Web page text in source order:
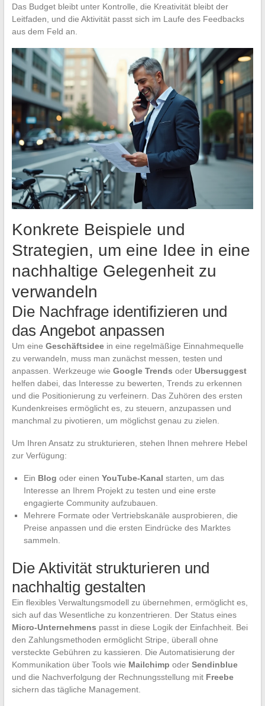
Das Budget bleibt unter Kontrolle, die Kreativität bleibt der
Leitfaden, und die Aktivität passt sich im Laufe des Feedbacks
aus dem Feld an.
Konkrete Beispiele und
Strategien, um eine Idee in eine
nachhaltige Gelegenheit zu
verwandeln
Die Nachfrage identifizieren und
das Angebot anpassen
Um eine Geschäftsideein eine regelmäßige Einnahmequelle
zu verwandeln, muss man zunächst messen, testen und
anpassen. Werkzeuge wie Google Trends oder Ubersuggest
helfen dabei, das Interesse zu bewerten, Trends zu erkennen
und die Positionierung zu verfeinern. Das Zuhören des ersten
Kundenkreises ermöglicht es, zu steuern, anzupassen und
manchmal zu pivotieren, um möglichst genau zu zielen.
Um Ihren Ansatz zu strukturieren, stehen Ihnen mehrere Hebel
zur Verfügung:
Ein Blog oder einen YouTube-Kanal starten, um das
Interesse an Ihrem Projekt zu testen und eine erste
engagierte Community aufzubauen.
Mehrere Formate oder Vertriebskanäle ausprobieren, die
Preise anpassen und die ersten Eindrücke des Marktes
sammeln.
Die Aktivität strukturieren und
nachhaltig gestalten
Ein flexibles Verwaltungsmodell zu übernehmen, ermöglicht es,
sich auf das Wesentliche zu konzentrieren. Der Status eines
Micro-Unternehmens passt in diese Logik der Einfachheit. Bei
den Zahlungsmethoden ermöglicht Stripe, überall ohne
versteckte Gebühren zu kassieren. Die Automatisierung der
Kommunikation über Tools wie Mailchimp oder Sendinblue
und die Nachverfolgung der Rechnungsstellung mit Freebe
sichern das tägliche Management.